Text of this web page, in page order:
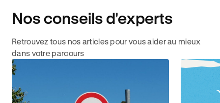
Nos conseils d'experts
Retrouvez tous nos articles pour vous aider au mieux
dans votre parcours